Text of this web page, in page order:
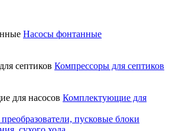
Насосы фонтанные
Компрессоры для септиков
Комплектующие для
пусковые блоки